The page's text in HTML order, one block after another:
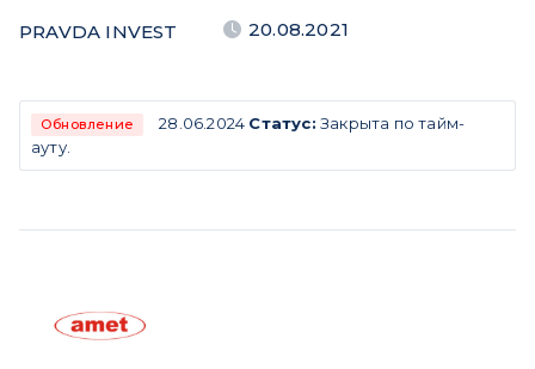
PRAVDA INVEST 20.08.2021
Обновление 28.06.2024 Статус: Закрыта по тайм-
ауту.